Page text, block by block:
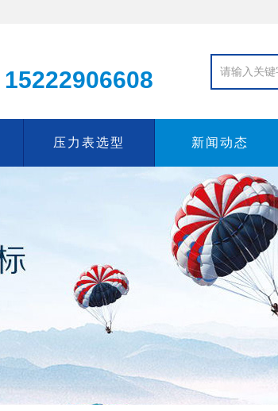
15222906608
压力表选型 新闻动态